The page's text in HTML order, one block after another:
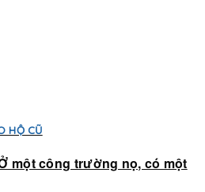
HỘ CŨ
một công trường nọ, có một